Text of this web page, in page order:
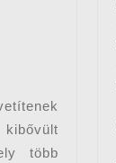
több